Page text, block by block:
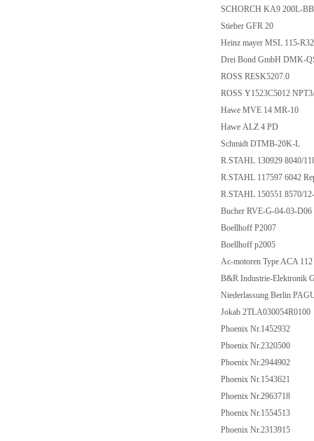
SCHORCH KA9 200L-
Stieber GFR 20
Heinz mayer MSL 115-
Drei Bond GmbH DMK-
ROSS RESK5207.0
ROSS Y1523C5012
Hawe MVE 14 MR-10
Hawe ALZ 4 PD
Schmidt DTMB-20K-L
R.STAHL 130929 8040/
R.STAHL 117597 6042
R.STAHL 150551 8570/
Bucher RVE-G-04-03-
Boellhoff P2007
Boellhoff p2005
Ac-motoren Type ACA
B&R Industrie-Elektronik
Niederlassung Berlin
Jokab 2TLA030054R0100
Phoenix Nr.1452932
Phoenix Nr.2320500
Phoenix Nr.2944902
Phoenix Nr.1543621
Phoenix Nr.2963718
Phoenix Nr.1554513
Phoenix Nr.2313915